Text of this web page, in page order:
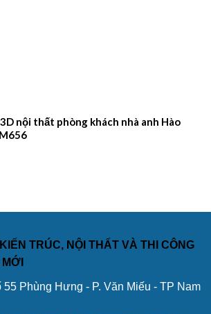
nội thất phòng khách nhà anh Hào
TRÚC, NỘI THẤT VÀ THI CÔNG
55 Phùng Hưng - P. Văn Miếu - TP Nam